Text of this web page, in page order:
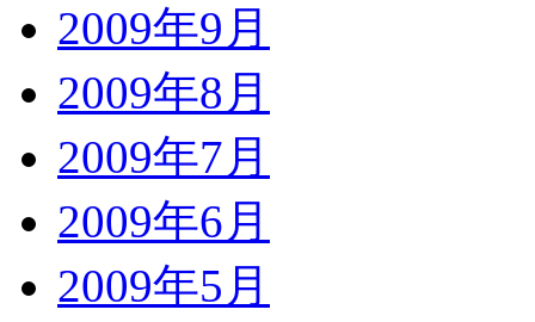
2009年9月
2009年8月
2009年7月
2009年6月
2009年5月